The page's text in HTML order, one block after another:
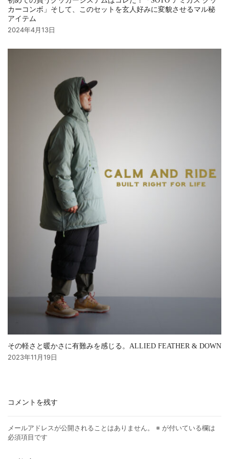
カーコンボ」そして、このセットを玄人好みに変貌させるマル秘
アイテム
2024年4月13日
その軽さと暖かさに有難みを感じる。ALLIED FEATHER & DOWN
2023年11月19日
コメントを残す
メールアドレスが公開されることはありません。 ※ が付いている欄は
必須項目です